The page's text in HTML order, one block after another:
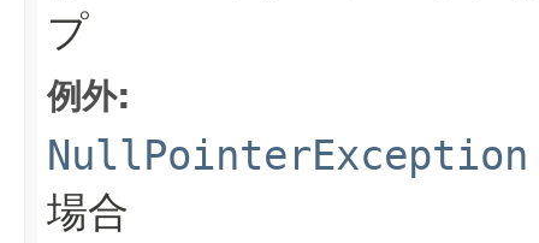
プ
例外:
NullPointerException
場合